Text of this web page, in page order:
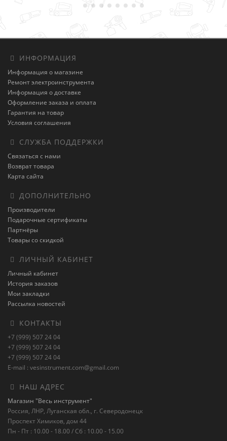
ИНФОРМАЦИЯ
Информация о магазине
Ремонт электроинструмента
Информация о доставке
Оформление заказа и оплата
Гарантия на товар
Условия соглашения
СЛУЖБА ПОДДЕРЖКИ
Связаться с нами
Возврат товара
Карта сайта
ДОПОЛНИТЕЛЬНО
Производители
Подарочные сертификаты
Партнёры
Товары со скидкой
ЛИЧНЫЙ КАБИНЕТ
Личный кабинет
История заказов
Мои закладки
Рассылка новостей
КОНТАКТЫ
+7 (999) 507 24 04
+7 (999) 507 24 04
+7 (999) 507 24 04
E-mail : vesinstrument.com@gmail.com
НАШ АДРЕС
Магазин "Весь инструмент"
Россия, ЛНР, Луганская обл., г. Северодонецк
Проспект Химиков, дом 44
Пн - Пт : 10.00 - 18.00 / Сб : 10.00 - 15.00